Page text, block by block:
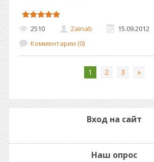
2510 Zainab
15.09.2012
Комментарии (0)
1 2 3 »
Вход на сайт
Наш опрос